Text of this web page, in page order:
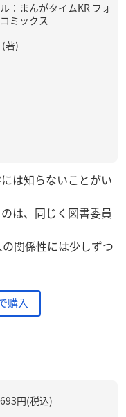
：まんがタイムKR フォ
ミックス
著)
は知らないことがい
は、同じく図書委員
関係性には少しずつ
購入
円(税込)